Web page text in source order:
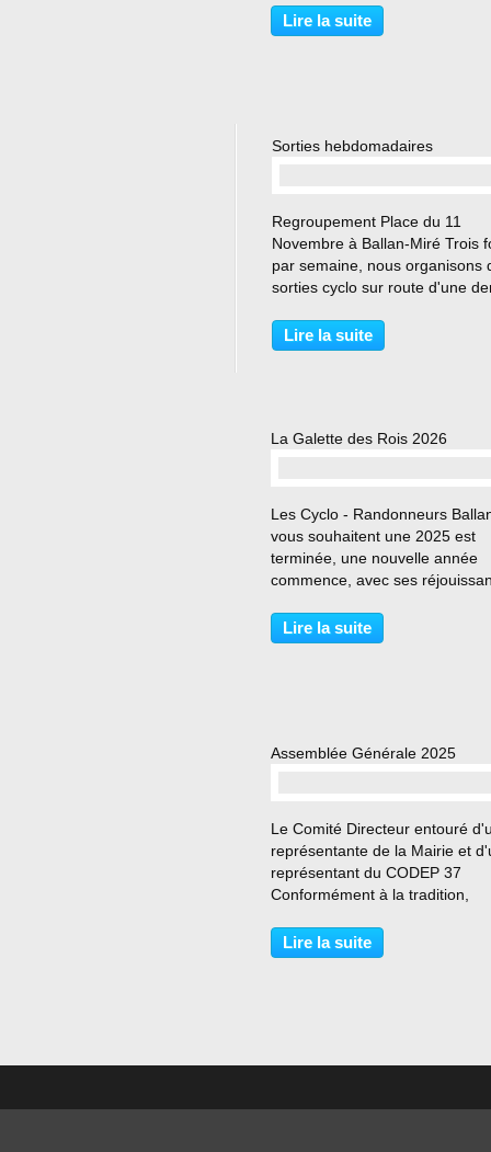
Rose en balade, ont participé à
séjour à Saint-Agrève, en
Lire la suite
Sorties hebdomadaires
Regroupement Place du 11
Novembre à Ballan-Miré Trois
par semaine, nous organisons
sorties cyclo sur route d'une
Place du 11 Novembre devant
de Ville. Les durées et les
Lire la suite
La Galette des Rois 2026
Les Cyclo - Randonneurs
vous souhaitent une 2025 est
terminée, une nouvelle année
commence, avec ses
première festivité a eu lieu le
10 janvier 2026 après-midi où 25
Lire la suite
Assemblée Générale 2025
Le Comité Directeur entouré
représentante de la Mairie et
représentant du CODEP 37
Conformément à la tradition,
Générale du club. Le 22
2025 après-midi s'est donc
Lire la suite